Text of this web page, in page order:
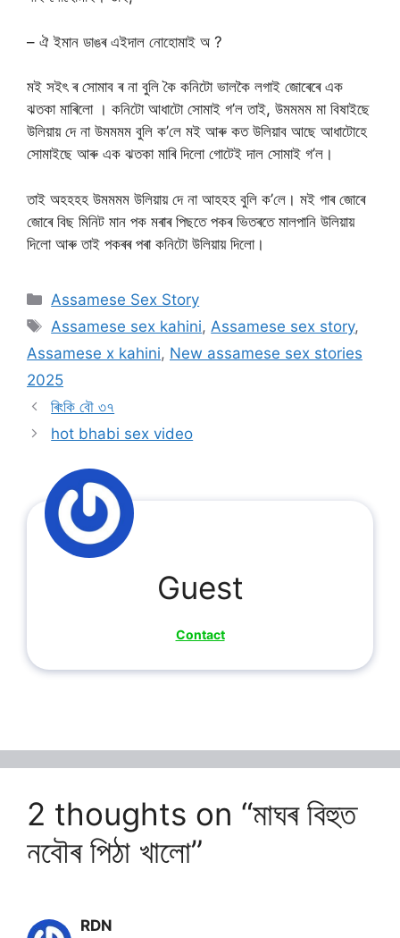
– ঐ ইমান ডাঙৰ এইদাল নোহোমাই অ ?
মই সইৎ ৰ সোমাব ৰ না বুলি কৈ কনিটো ভালকৈ লগাই জোৰেৰে এক
ঝতকা মাৰিলো । কনিটো আধাটো সোমাই গ’ল তাই, উমমমম মা বিষাইছে
উলিয়ায় দে না উমমমম বুলি ক’লে মই আৰু কত উলিয়াব আছে আধাটোহে
সোমাইছে আৰু এক ঝতকা মাৰি দিলো গোটেই দাল সোমাই গ’ল।
তাই অহহহহ উমমমম উলিয়ায় দে না আহহহ বুলি ক’লে। মই গাৰ জোৰে
জোৰে বিছ মিনিট মান পক মৰাৰ পিছতে পকৰ ভিতৰতে মালপানি উলিয়ায়
দিলো আৰু তাই পকৰৰ পৰা কনিটো উলিয়ায় দিলো।
Categories
Assamese Sex Story
Tags
Assamese sex kahini, Assamese sex story,
Assamese x kahini, New assamese sex stories
2025
ৰিংকি বৌ ৩৭
hot bhabi sex video
Guest
Contact
2 thoughts on “মাঘৰ বিহুত
নবৌৰ পিঠা খালো”
RDN